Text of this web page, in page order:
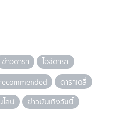
ข่าวดารา
ไอจีดารา
recommended
ดาราเดลี่
ลน์ ข่าวบันเทิงวันนี้